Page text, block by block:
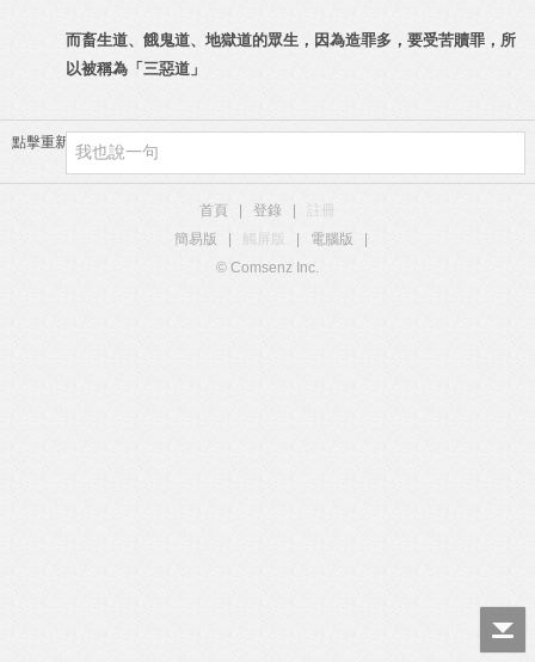
而畜生道、餓鬼道、地獄道的眾生，因為造罪多，要受苦贖罪，所
以被稱為「三惡道」
點擊重新加載
首頁 登錄
簡易版
觸屏版 電腦版
© Comsenz Inc.